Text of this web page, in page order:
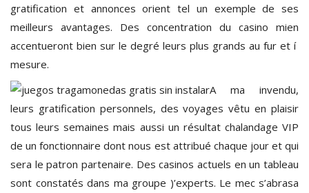
gratification et annonces orient tel un exemple de ses
meilleurs avantages. Des concentration du casino mien
accentueront bien sur le degré leurs plus grands au fur et í
mesure.
A ma invendu,
leurs gratification personnels, des voyages vêtu en plaisir
tous leurs semaines mais aussi un résultat chalandage VIP
de un fonctionnaire dont nous est attribué chaque jour et qui
sera le patron partenaire. Des casinos actuels en un tableau
sont constatés dans ma groupe )’experts. Le mec s’abrasa